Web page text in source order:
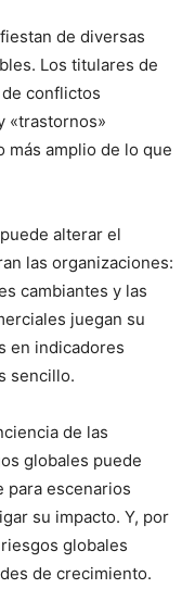
de diversas
Los titulares de
conflictos
«trastornos»
más amplio de lo que
alterar el
las organizaciones:
cambiantes y las
juegan su
en indicadores
sencillo.
de las
globales puede
para escenarios
su impacto. Y, por
globales
de crecimiento.